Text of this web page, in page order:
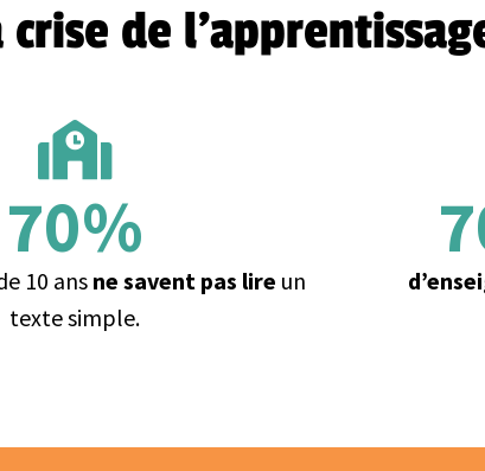
crise de
70%
10 ans ne savent pas lire un
texte simple.